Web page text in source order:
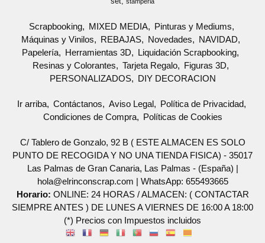
Scrapbooking MIXED MEDIA
Pinturas y Mediums
Máquinas y Vinilos
REBAJAS Novedades
NAVIDAD
Papelería
Herramientas 3D
Liquidación Scrapbooking
Resinas y Colorantes
Tarjeta Regalo
Figuras 3D
PERSONALIZADOS
DIY DECORACION
Ir arriba Contáctanos Aviso Legal
Política de Privacidad
Condiciones de Compra
Políticas de Cookies
C/ Tablero de Gonzalo, 92 B ( ESTE ALMACEN ES SOLO
PUNTO DE RECOGIDA Y NO UNA TIENDA FISICA) - 35017
Las Palmas de Gran Canaria, Las Palmas - (España) |
hola@elrinconscrap.com | WhatsApp: 655493665
Horario: ONLINE: 24 HORAS / ALMACEN: ( CONTACTAR
SIEMPRE ANTES ) DE LUNES A VIERNES DE 16:00 A 18:00
(*) Precios con Impuestos incluidos